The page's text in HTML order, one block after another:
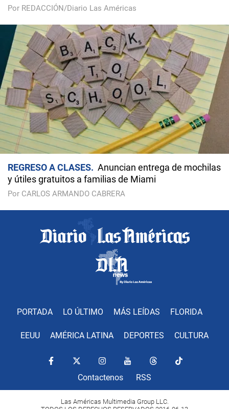
Por REDACCIÓN/Diario Las Américas
REGRESO A CLASES
Anuncian entrega de mochilas
y útiles gratuitos a familias de Miami
Por CARLOS ARMANDO CABRERA
PORTADA LO ÚLTIMO MÁS LEÍDAS FLORIDA
EEUU AMÉRICA LATINA DEPORTES CULTURA
Contactenos RSS
Las Américas Multimedia Group LLC.